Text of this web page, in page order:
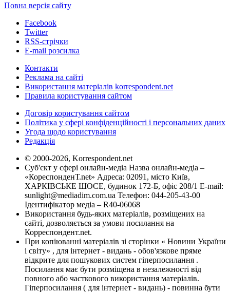
Повна версія сайту
Facebook
Twitter
RSS-стрічки
E-mail розсилка
Контакти
Реклама на сайті
Використання матеріалів korrespondent.net
Правила користування сайтом
Договір користування сайтом
Політика у сфері конфіденційності і персональних даних
Угода щодо користування
Редакція
© 2000-2026, Korrespondent.net
Суб'єкт у сфері онлайн-медіа Назва онлайн-медіа –
«КореспонденТ.net» Адреса: 02091, місто Київ,
ХАРКІВСЬКЕ ШОСЕ, будинок 172-Б, офіс 208/1 E-mail:
sunlight@mediadim.com.ua Телефон: 044-205-43-00
Ідентифікатор медіа – R40-06068
Використання будь-яких матеріалів, розміщених на
сайті, дозволяється за умови посилання на
Корреспондент.net.
При копіюванні матеріалів зі сторінки « Новини України
і світу» , для інтернет - видань - обов'язкове пряме
відкрите для пошукових систем гіперпосилання .
Посилання має бути розміщена в незалежності від
повного або часткового використання матеріалів.
Гіперпосилання ( для інтернет - видань) - повинна бути